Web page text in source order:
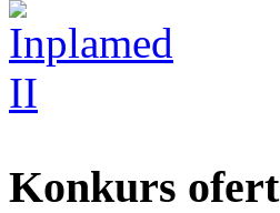
Konkurs ofert